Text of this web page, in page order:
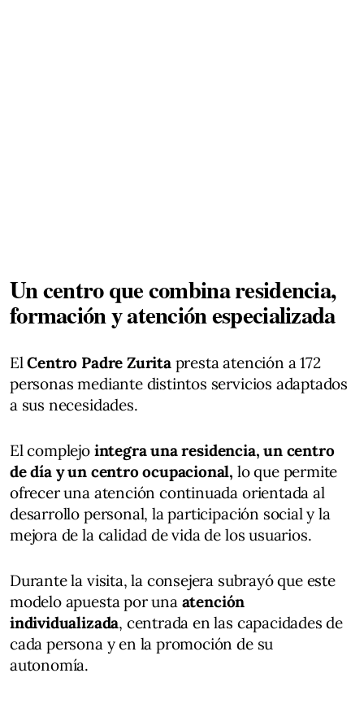
Un centro que combina residencia,
formación y atención especializada
ElCentro Padre Zuritapresta atención a 172
personas mediante distintos servicios adaptados
a sus necesidades.
El complejo integra una residencia, un centro
de día y un centro ocupacional, lo que permite
ofrecer una atención continuada orientada al
desarrollo personal, la participación social y la
mejora de la calidad de vida de los usuarios.
Durante la visita, la consejera subrayó que este
modelo apuesta por una atención
individualizada, centrada en las capacidades de
cada persona y en la promoción de su
autonomía.